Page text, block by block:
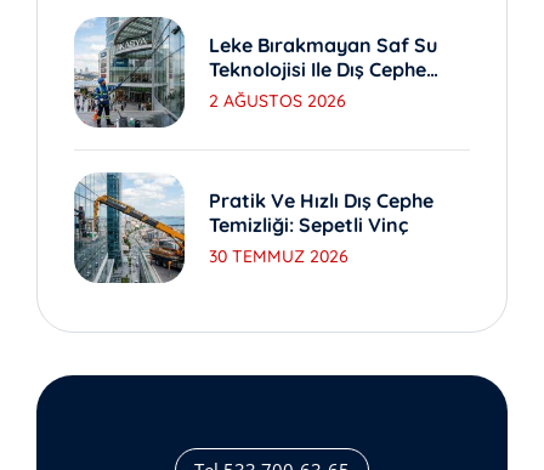
Leke Bırakmayan Saf Su
Teknolojisi Ile Dış Cephe
Yıkama
2 AĞUSTOS 2026
Pratik Ve Hızlı Dış Cephe
Temizliği: Sepetli Vinç
30 TEMMUZ 2026